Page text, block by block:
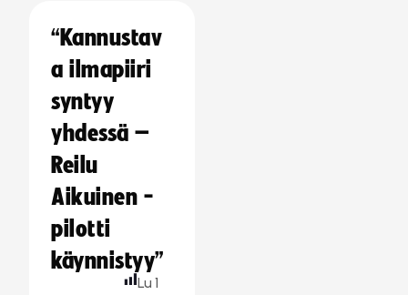
“Kannustav
a ilmapiiri
syntyy
yhdessä –
Reilu
Aikuinen -
pilotti
käynnistyy”
Lu 1